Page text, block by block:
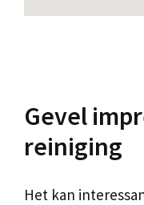
Gevel
reiniging
Het kan